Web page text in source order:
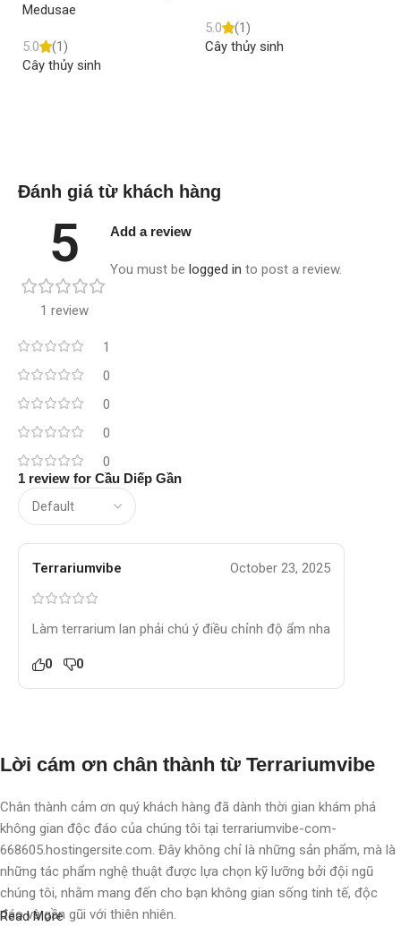
Medusae
5.0
(1)
Cây thủy sinh
5.0
(1)
Cây thủy sinh
Đánh giá từ khách hàng
5
1 review
1
0
0
0
0
1 review for Cầu Diếp Gần
Terrariumvibe October 23, 2025
Làm terrarium lan phải chú ý điều chỉnh độ ẩm nha
0 0
Add a review
You must be logged in to post a review.
Lời cám ơn chân thành từ Terrariumvibe
Chân thành cảm ơn quý khách hàng đã dành thời gian khám phá
không gian độc đáo của chúng tôi tại terrariumvibe-com-
668605.hostingersite.com. Đây không chỉ là những sản phẩm, mà là
những tác phẩm nghệ thuật được lựa chọn kỹ lưỡng bởi đội ngũ
chúng tôi, nhằm mang đến cho bạn không gian sống tinh tế, độc
đáo và gần gũi với thiên nhiên.
Read More